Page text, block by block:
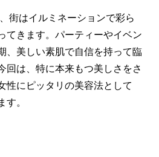
街はイルミネーションで彩ら
てきます。 パーティーやイベン
、 美しい素肌で自信を持って臨
回は、 特に本来もつ美しさをさ
性にピッタリの美容法として
す。